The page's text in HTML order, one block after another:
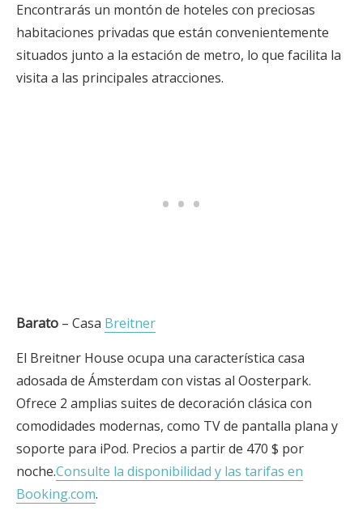
Encontrarás un montón de hoteles con preciosas
habitaciones privadas que están convenientemente
situados junto a la estación de metro, lo que facilita la
visita a las principales atracciones.
Barato – Casa Breitner
El Breitner House ocupa una característica casa
adosada de Ámsterdam con vistas al Oosterpark.
Ofrece 2 amplias suites de decoración clásica con
comodidades modernas, como TV de pantalla plana y
soporte para iPod. Precios a partir de 470 $ por
noche.Consulte la disponibilidad y las tarifas en
Booking.com.